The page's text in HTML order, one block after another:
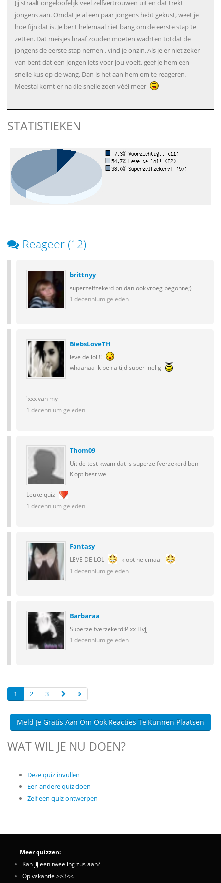
Jij straalt ongeloofelijk veel zelfvertrouwen uit en dat trekt
jongens aan. Omdat je al een paar jongens hebt gekust, weet je
hoe fijn dat is. Je bent helemaal niet bang om de eerste stap te
zetten. Dat meisjes braaf zouden moeten wachten totdat de
jongens de eerste stap nemen , vind je onzin. Als je er niet zeker
van bent dat een jongen iets voor jou voelt, geef je hem een
snelle kus op de wang. Dan is het aan hem om te reageren.
Meestal komt er na die snelle zoen véél meer
STATISTIEKEN
Reageer (12)
brittnyy
superzelfzekerd bn dan ook vroeg begonne;)
1 decennium geleden
BiebsLoveTH
leve de lol !!
whaahaa ik ben altijd super melig
'xxx van my
1 decennium geleden
Thom09
Uit de test kwam dat is superzelfverzekerd ben
Klopt best wel
Leuke quiz
1 decennium geleden
Fantasy
LEVE DE LOL
klopt helemaal
1 decennium geleden
Barbaraa
Superzelfverzekerd:P xx Hvjj
1 decennium geleden
1 2 3
Meld Je Gratis Aan Om Ook Reacties Te Kunnen Plaatsen
WAT WIL JE NU DOEN?
Deze quiz invullen
Een andere quiz doen
Zelf een quiz ontwerpen
Meer quizzen:
Kan jij een tweeling zus aan?
Op vakantie >>3<<